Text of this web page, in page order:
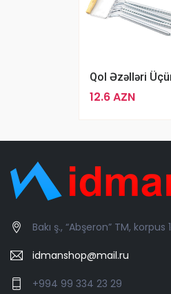
12.6 AZN
Bakı ş., “Abşeron” TM, korpus
idmanshop@mail.ru
+994 99 334 23 29